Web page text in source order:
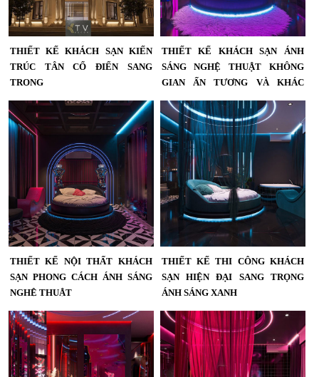
THIẾT KẾ KHÁCH SẠN KIẾN
TRÚC TÂN CỔ ĐIỂN SANG
TRỌNG
Thiết Kế Khách Sạn Kiến Trúc Tân
Cổ Điển Sang Trọng...
THIẾT KẾ KHÁCH SẠN ÁNH
SÁNG NGHỆ THUẬT KHÔNG
GIAN ẤN TƯỢNG VÀ KHÁC
Thiết kế khách sạn ánh sáng nghệ
thuật Không giaN ấn tượng và khác
biệt...
THIẾT KẾ NỘI THẤT KHÁCH
SẠN PHONG CÁCH ÁNH SÁNG
NGHỆ THUẬT
Thiết kế nội thất khách sạn phong
cách ánh sáng nghệ thuật – Không
gian hiện đại, ấn tượng và giàu cảm
xúc...
THIẾT KẾ THI CÔNG KHÁCH
SẠN HIỆN ĐẠI SANG TRỌNG
ÁNH SÁNG XANH
Thiết Kế Thi Công Khách Sạn Hiện
Đại Sang Trọng Ánh Sáng Xanh |
Dự Án KTV Group...